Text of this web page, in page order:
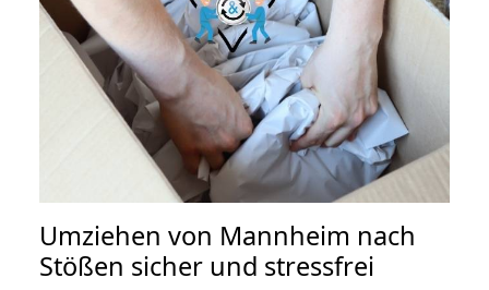
Umziehen von Mannheim nach
Stößen sicher und stressfrei